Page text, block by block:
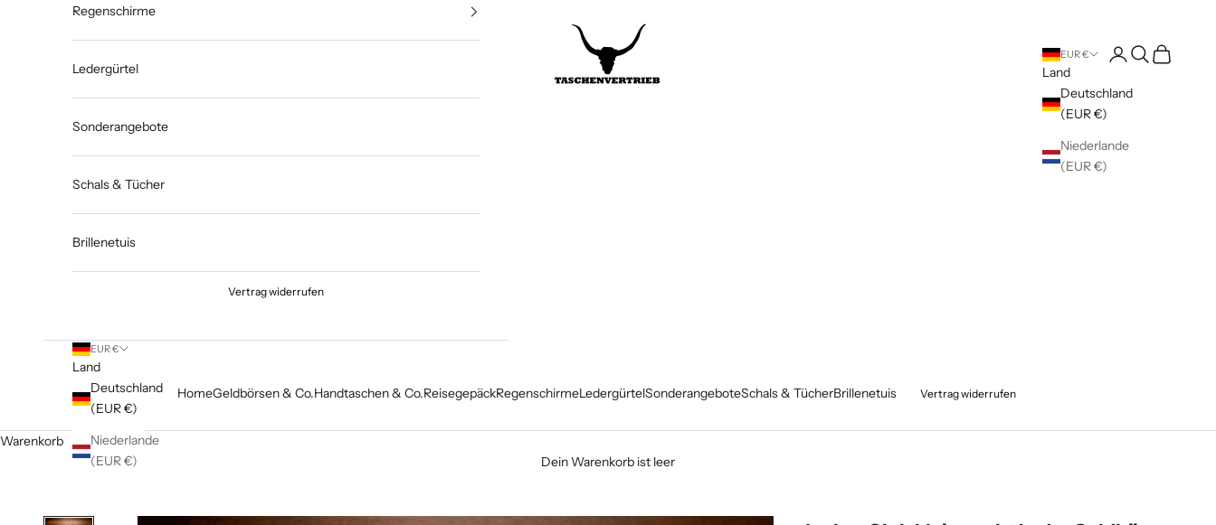
Taschenvertrieb
HomeGeldbörsen & Co.Handtaschen & Co.ReisegepäckRegenschirmeLedergürtelSonderangeboteSchals & TücherBrillenetuis Vertrag widerrufen
EUR €
Land
Deutschland
(EUR €)
Niederlande
(EUR €)
Anmelden
SuchenWarenkorb
Regenschirme
Ledergürtel
Sonderangebote
Schals & Tücher
Brillenetuis
Vertrag widerrufen
EUR €
Land
Deutschland
(EUR €)
Niederlande
(EUR €)
Warenkorb
Dein Warenkorb ist leer